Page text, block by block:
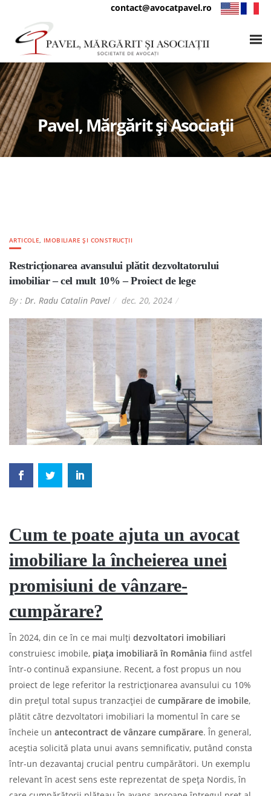
contact@avocatpavel.ro
Pavel, Mărgărit și Asociații
ARTICOLE, IMOBILIARE ȘI CONSTRUCȚII
Restricționarea avansului plătit dezvoltatorului
imobiliar – cel mult 10% – Proiect de lege
By : Dr. Radu Catalin Pavel dec. 20, 2024
Cum te poate ajuta un avocat
imobiliare la încheierea unei
promisiuni de vânzare-
cumpărare?
În 2024, din ce în ce mai mulți dezvoltatori imobiliari
construiesc imobile, piața imobiliară în România fiind astfel
într-o continuă expansiune. Recent, a fost propus un nou
proiect de lege referitor la restricționarea avansului cu 10%
din prețul total supus tranzacției de cumpărare de imobile,
plătit către dezvoltatori imobiliari la momentul în care se
încheie un antecontract de vânzare cumpărare. În general,
aceștia solicită plata unui avans semnificativ, putând consta
într-un dezavantaj crucial pentru cumpărători. Un exemplu
relevant în acest sens este reprezentat de speța Nordis, în